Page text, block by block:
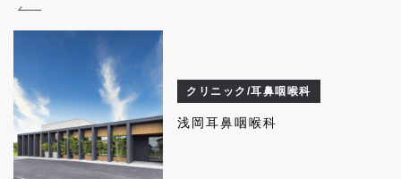
クリニック/耳鼻咽喉科
浅岡耳鼻咽喉科